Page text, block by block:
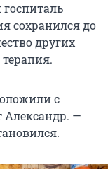
сохранился до
других
с
Александр. —